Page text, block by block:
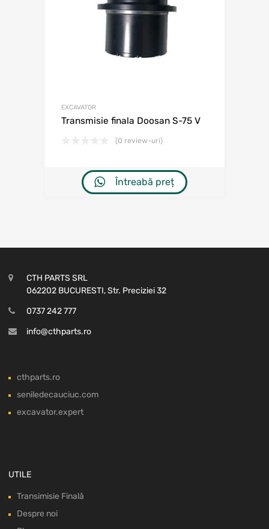
EXCAVATOR
Transmisie finala Doosan S-75 V
(0 review-uri)
Întreabă preț
CTH PARTS SRL
062202 BUCURESTI, Str. Preciziei 32
0737 242 777
info@cthparts.ro
cthparts.ro
seniledecauciuc.com
excavator.expert
UTILE
Transimisie Finală
Despre noi